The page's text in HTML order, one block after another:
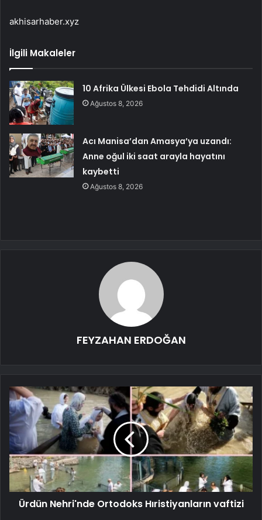
akhisarhaber.xyz
İlgili Makaleler
10 Afrika Ülkesi Ebola Tehdidi Altında
Ağustos 8, 2026
Acı Manisa’dan Amasya’ya uzandı:
Anne oğul iki saat arayla hayatını
kaybetti
Ağustos 8, 2026
FEYZAHAN ERDOĞAN
Ürdün Nehri'nde Ortodoks Hıristiyanların vaftizi